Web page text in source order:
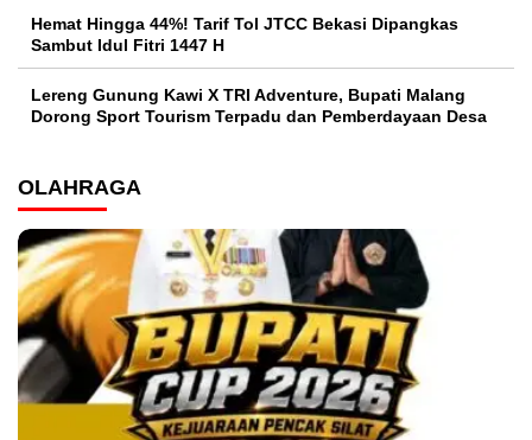
Hemat Hingga 44%! Tarif Tol JTCC Bekasi Dipangkas
Sambut Idul Fitri 1447 H
Lereng Gunung Kawi X TRI Adventure, Bupati Malang
Dorong Sport Tourism Terpadu dan Pemberdayaan Desa
OLAHRAGA